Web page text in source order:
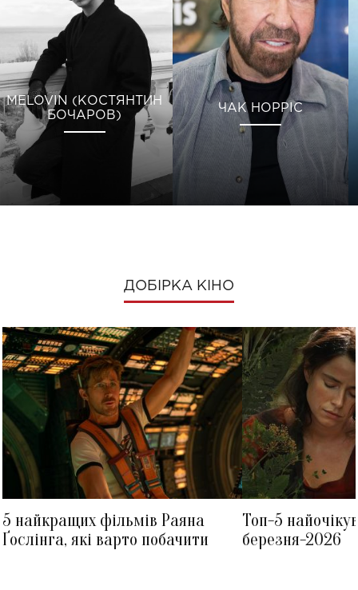
MELOVIN (КОСТЯНТИН
БОЧАРОВ)
ЧАК НОРРІС
ДОБІРКА КІНО
5 найкращих фільмів Раяна
Ґослінга, які варто побачити
Топ-5
березня-2026